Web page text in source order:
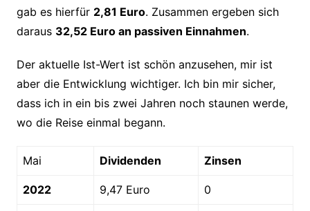
gab es hierfür 2,81 Euro. Zusammen ergeben sich
daraus 32,52 Euro an passiven Einnahmen.
Der aktuelle Ist-Wert ist schön anzusehen, mir ist
aber die Entwicklung wichtiger. Ich bin mir sicher,
dass ich in ein bis zwei Jahren noch staunen werde,
wo die Reise einmal begann.
Mai Dividenden Zinsen
2022 9,47 Euro 0